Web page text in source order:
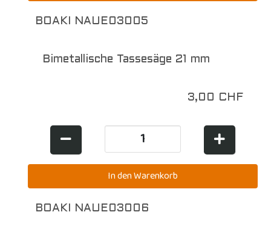
BOAKI NAUE03005
Bimetallische Tassesäge 21 mm
3,00 CHF
BOAKI NAUE03006